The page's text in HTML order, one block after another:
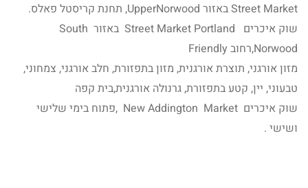
Street Market באזור UpperNorwood, תחנת קריסטל פאלס.
שוק איכרים Street Market Portland באזור South
Norwood,רחוב Friendly
מזון אורגני, תוצרת אורגנית, מזון בתפזורת, חלב אורגני, צמחוני,
טבעוני, יין, קטע בתפזורת, גרנולה אורגנית,בית קפה
שוק איכרים New Addington Market ,פתוח בימי שלישי
ושישי .